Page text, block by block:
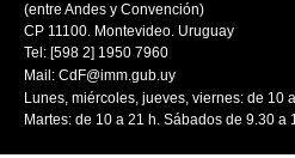
(entre Andes y Convención)
CP 11100. Montevideo. Uruguay
Tel: [598 2] 1950 7960
Mail: CdF@imm.gub.uy
Lunes, miércoles, jueves, viernes: de 10
Martes: de 10 a 21 h. Sábados de 9.30 a